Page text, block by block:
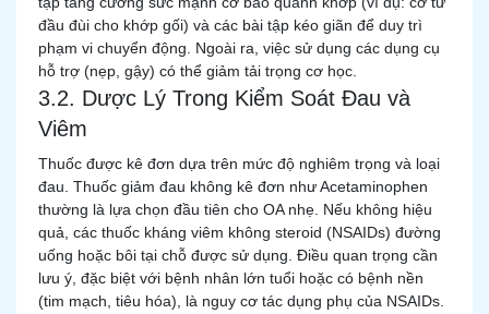
đầu đùi cho khớp gối) và các bài tập kéo giãn để duy trì
phạm vi chuyển động. Ngoài ra, việc sử dụng các dụng cụ
hỗ trợ (nẹp, gậy) có thể giảm tải trọng cơ học.
3.2. Dược Lý Trong Kiểm Soát Đau và
Viêm
Thuốc được kê đơn dựa trên mức độ nghiêm trọng và loại
đau. Thuốc giảm đau không kê đơn như Acetaminophen
thường là lựa chọn đầu tiên cho OA nhẹ. Nếu không hiệu
quả, các thuốc kháng viêm không steroid (NSAIDs) đường
uống hoặc bôi tại chỗ được sử dụng. Điều quan trọng cần
lưu ý, đặc biệt với bệnh nhân lớn tuổi hoặc có bệnh nền
(tim mạch, tiêu hóa), là nguy cơ tác dụng phụ của NSAIDs.